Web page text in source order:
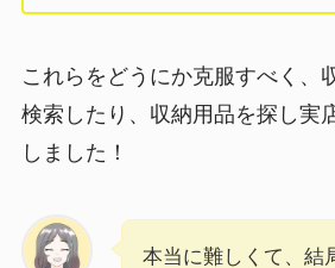
これらをどうにか克服すべく、
検索したり、収納用品を探し実
しました！
本当に難しくて、結